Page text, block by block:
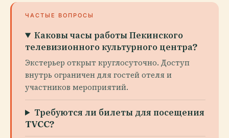
ЧАСТЫЕ ВОПРОСЫ
Каковы часы работы Пекинского
телевизионного культурного центра?
Экстерьер открыт круглосуточно. Доступ
внутрь ограничен для гостей отеля и
участников мероприятий.
Требуются ли билеты для посещения
TVCC?